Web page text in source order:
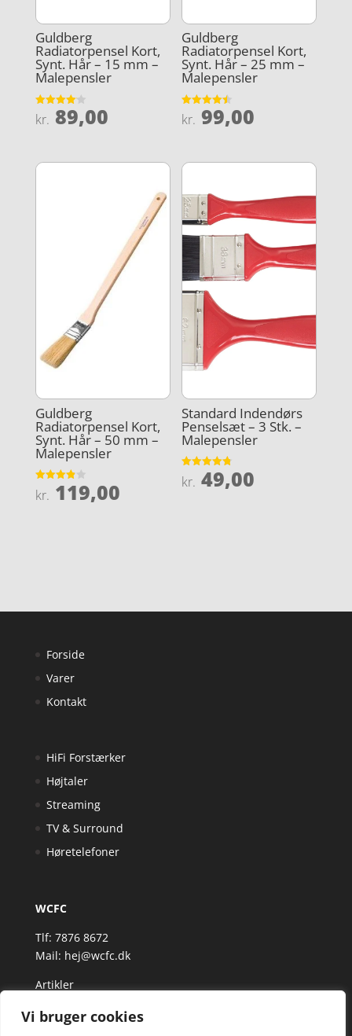
Vi bruger cookies
Guldberg
Radiatorpensel Kort,
Synt. Hår – 15 mm –
Malepensler
Vurderet
4.1
kr. 89,00
Guldberg
Radiatorpensel Kort,
Synt. Hår – 25 mm –
Malepensler
Vurderet
4.5
kr. 99,00
Guldberg
Radiatorpensel Kort,
Synt. Hår – 50 mm –
Malepensler
Vurderet
3.9
kr. 119,00
Standard Indendørs
Penselsæt – 3 Stk. –
Malepensler
Vurderet
4.8
kr. 49,00
Forside
Varer
Kontakt
HiFi Forstærker
Højtaler
Streaming
TV & Surround
Høretelefoner
WCFC
Tlf: 7876 8672
Mail: hej@wcfc.dk
Artikler